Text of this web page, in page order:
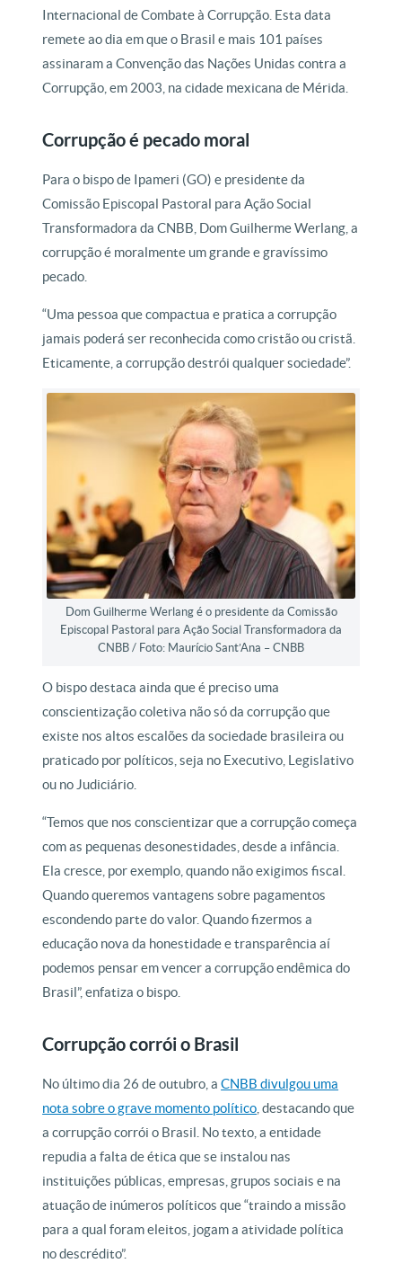
Internacional de Combate à Corrupção. Esta data
remete ao dia em que o Brasil e mais 101 países
assinaram a Convenção das Nações Unidas contra a
Corrupção, em 2003, na cidade mexicana de Mérida.
Corrupção é pecado moral
Para o bispo de Ipameri (GO) e presidente da
Comissão Episcopal Pastoral para Ação Social
Transformadora da CNBB, Dom Guilherme Werlang, a
corrupção é moralmente um grande e gravíssimo
pecado.
“Uma pessoa que compactua e pratica a corrupção
jamais poderá ser reconhecida como cristão ou cristã.
Eticamente, a corrupção destrói qualquer sociedade”.
Dom Guilherme Werlang é o presidente da Comissão
Episcopal Pastoral para Ação Social Transformadora da
CNBB / Foto: Maurício Sant’Ana – CNBB
O bispo destaca ainda que é preciso uma
conscientização coletiva não só da corrupção que
existe nos altos escalões da sociedade brasileira ou
praticado por políticos, seja no Executivo, Legislativo
ou no Judiciário.
“Temos que nos conscientizar que a corrupção começa
com as pequenas desonestidades, desde a infância.
Ela cresce, por exemplo, quando não exigimos fiscal.
Quando queremos vantagens sobre pagamentos
escondendo parte do valor. Quando fizermos a
educação nova da honestidade e transparência aí
podemos pensar em vencer a corrupção endêmica do
Brasil”, enfatiza o bispo.
Corrupção corrói o Brasil
No último dia 26 de outubro, aCNBB divulgou uma
nota sobre o grave momento político , destacando que
a corrupção corrói o Brasil. No texto, a entidade
repudia a falta de ética que se instalou nas
instituições públicas, empresas, grupos sociais e na
atuação de inúmeros políticos que “traindo a missão
para a qual foram eleitos, jogam a atividade política
no descrédito”.